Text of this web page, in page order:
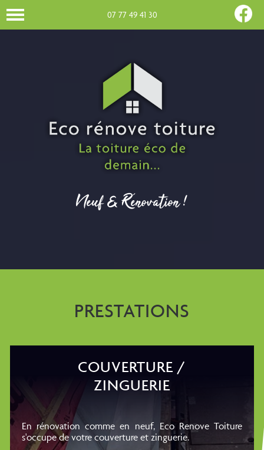
07 77 49 41 30
Neuf & Rénovation !
PRESTATIONS
COUVERTURE /
ZINGUERIE
En rénovation comme en neuf, Eco Renove Toiture
s'occupe de votre couverture et zinguerie.